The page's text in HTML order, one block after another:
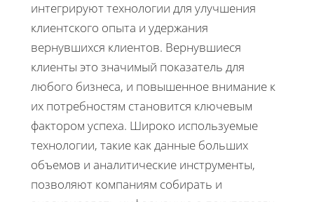
интегрируют технологии для улучшения
клиентского опыта и удержания
вернувшихся клиентов. Вернувшиеся
клиенты это значимый показатель для
любого бизнеса, и повышенное внимание к
их потребностям становится ключевым
фактором успеха. Широко используемые
технологии, такие как данные больших
объемов и аналитические инструменты,
позволяют компаниям собирать и